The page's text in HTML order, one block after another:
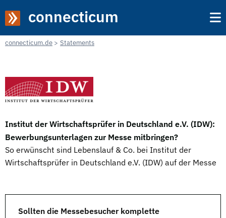
connecticum
connecticum.de Statements
Institut der Wirtschaftsprüfer in Deutschland e.V. (IDW):
Bewerbungsunterlagen zur Messe mitbringen?
So erwünscht sind Lebenslauf & Co. bei Institut der
Wirtschaftsprüfer in Deutschland e.V. (IDW) auf der Messe
Sollten die Messebesucher komplette